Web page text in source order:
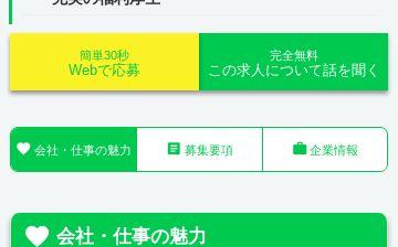
完全無料
この求人について話を聞く
簡単30秒
Webで応募
 会社・仕事の魅力  募集要項 企業情報
 会社・仕事の魅力